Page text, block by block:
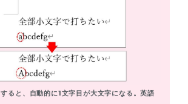
ると、自動的に1文字目が大文字になる。英語